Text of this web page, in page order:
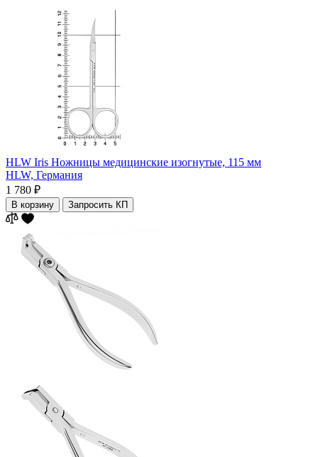
HLW Iris Ножницы медицинские изогнутые, 115 мм
HLW, Германия
1 780 ₽
В корзину Запросить КП